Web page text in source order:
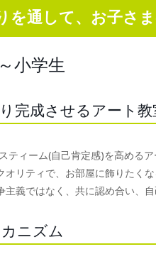
を通して、お子さ
小学生
完成させるアート教
ティーム(自己肯定感)を高める
オリティで、お部屋に飾りたく
義ではなく、共に認め合い、自
カニズム